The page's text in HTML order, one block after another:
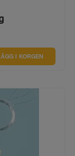
I KORGEN